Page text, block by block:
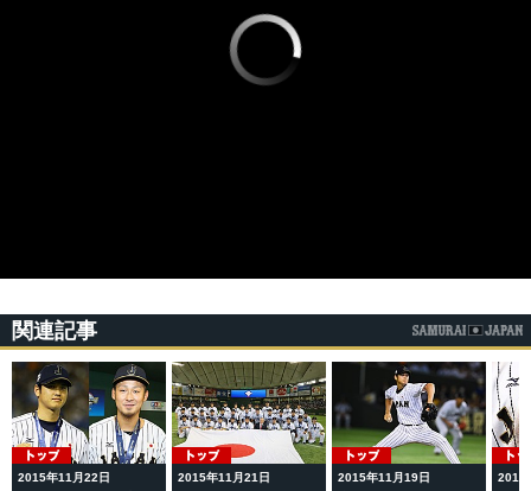
関連記事
2015年11月22日 2015年11月21日 2015年11月19日 2015